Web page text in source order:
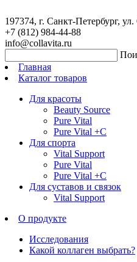
197374, г. Санкт-Петербург,
+7 (812) 984-44-88
info@collavita.ru
Главная
Каталог товаров
Для красоты
Beauty Source
Pure Vital
Pure Vital +C
Для спорта
Vital Support
Pure Vital
Pure Vital +C
Для суставов и связок
Vital Support
О продукте
Исследования
Какой коллаген выбрать?